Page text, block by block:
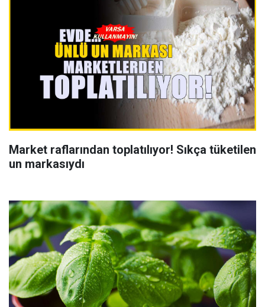
Market raflarından toplatılıyor! Sıkça tüketilen
un markasıydı